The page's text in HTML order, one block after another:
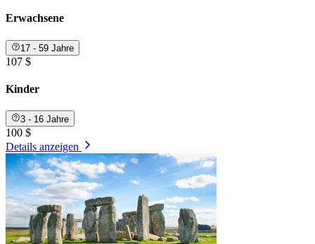
Erwachsene
17 - 59 Jahre
107 $
Kinder
3 - 16 Jahre
100 $
Details anzeigen